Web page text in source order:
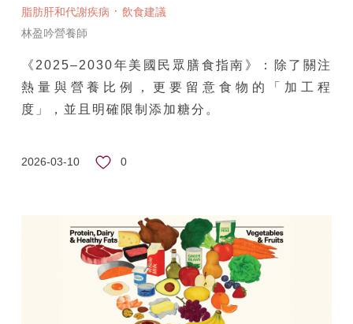
脂肪肝和代謝疾病 · 飲食建議
林盈吟營養師
《2025–2030年美國民眾膳食指南》：除了關注
熱量與營養比例，更要留意食物的「加工程
度」，並且明確限制添加糖分。
2026-03-10 0